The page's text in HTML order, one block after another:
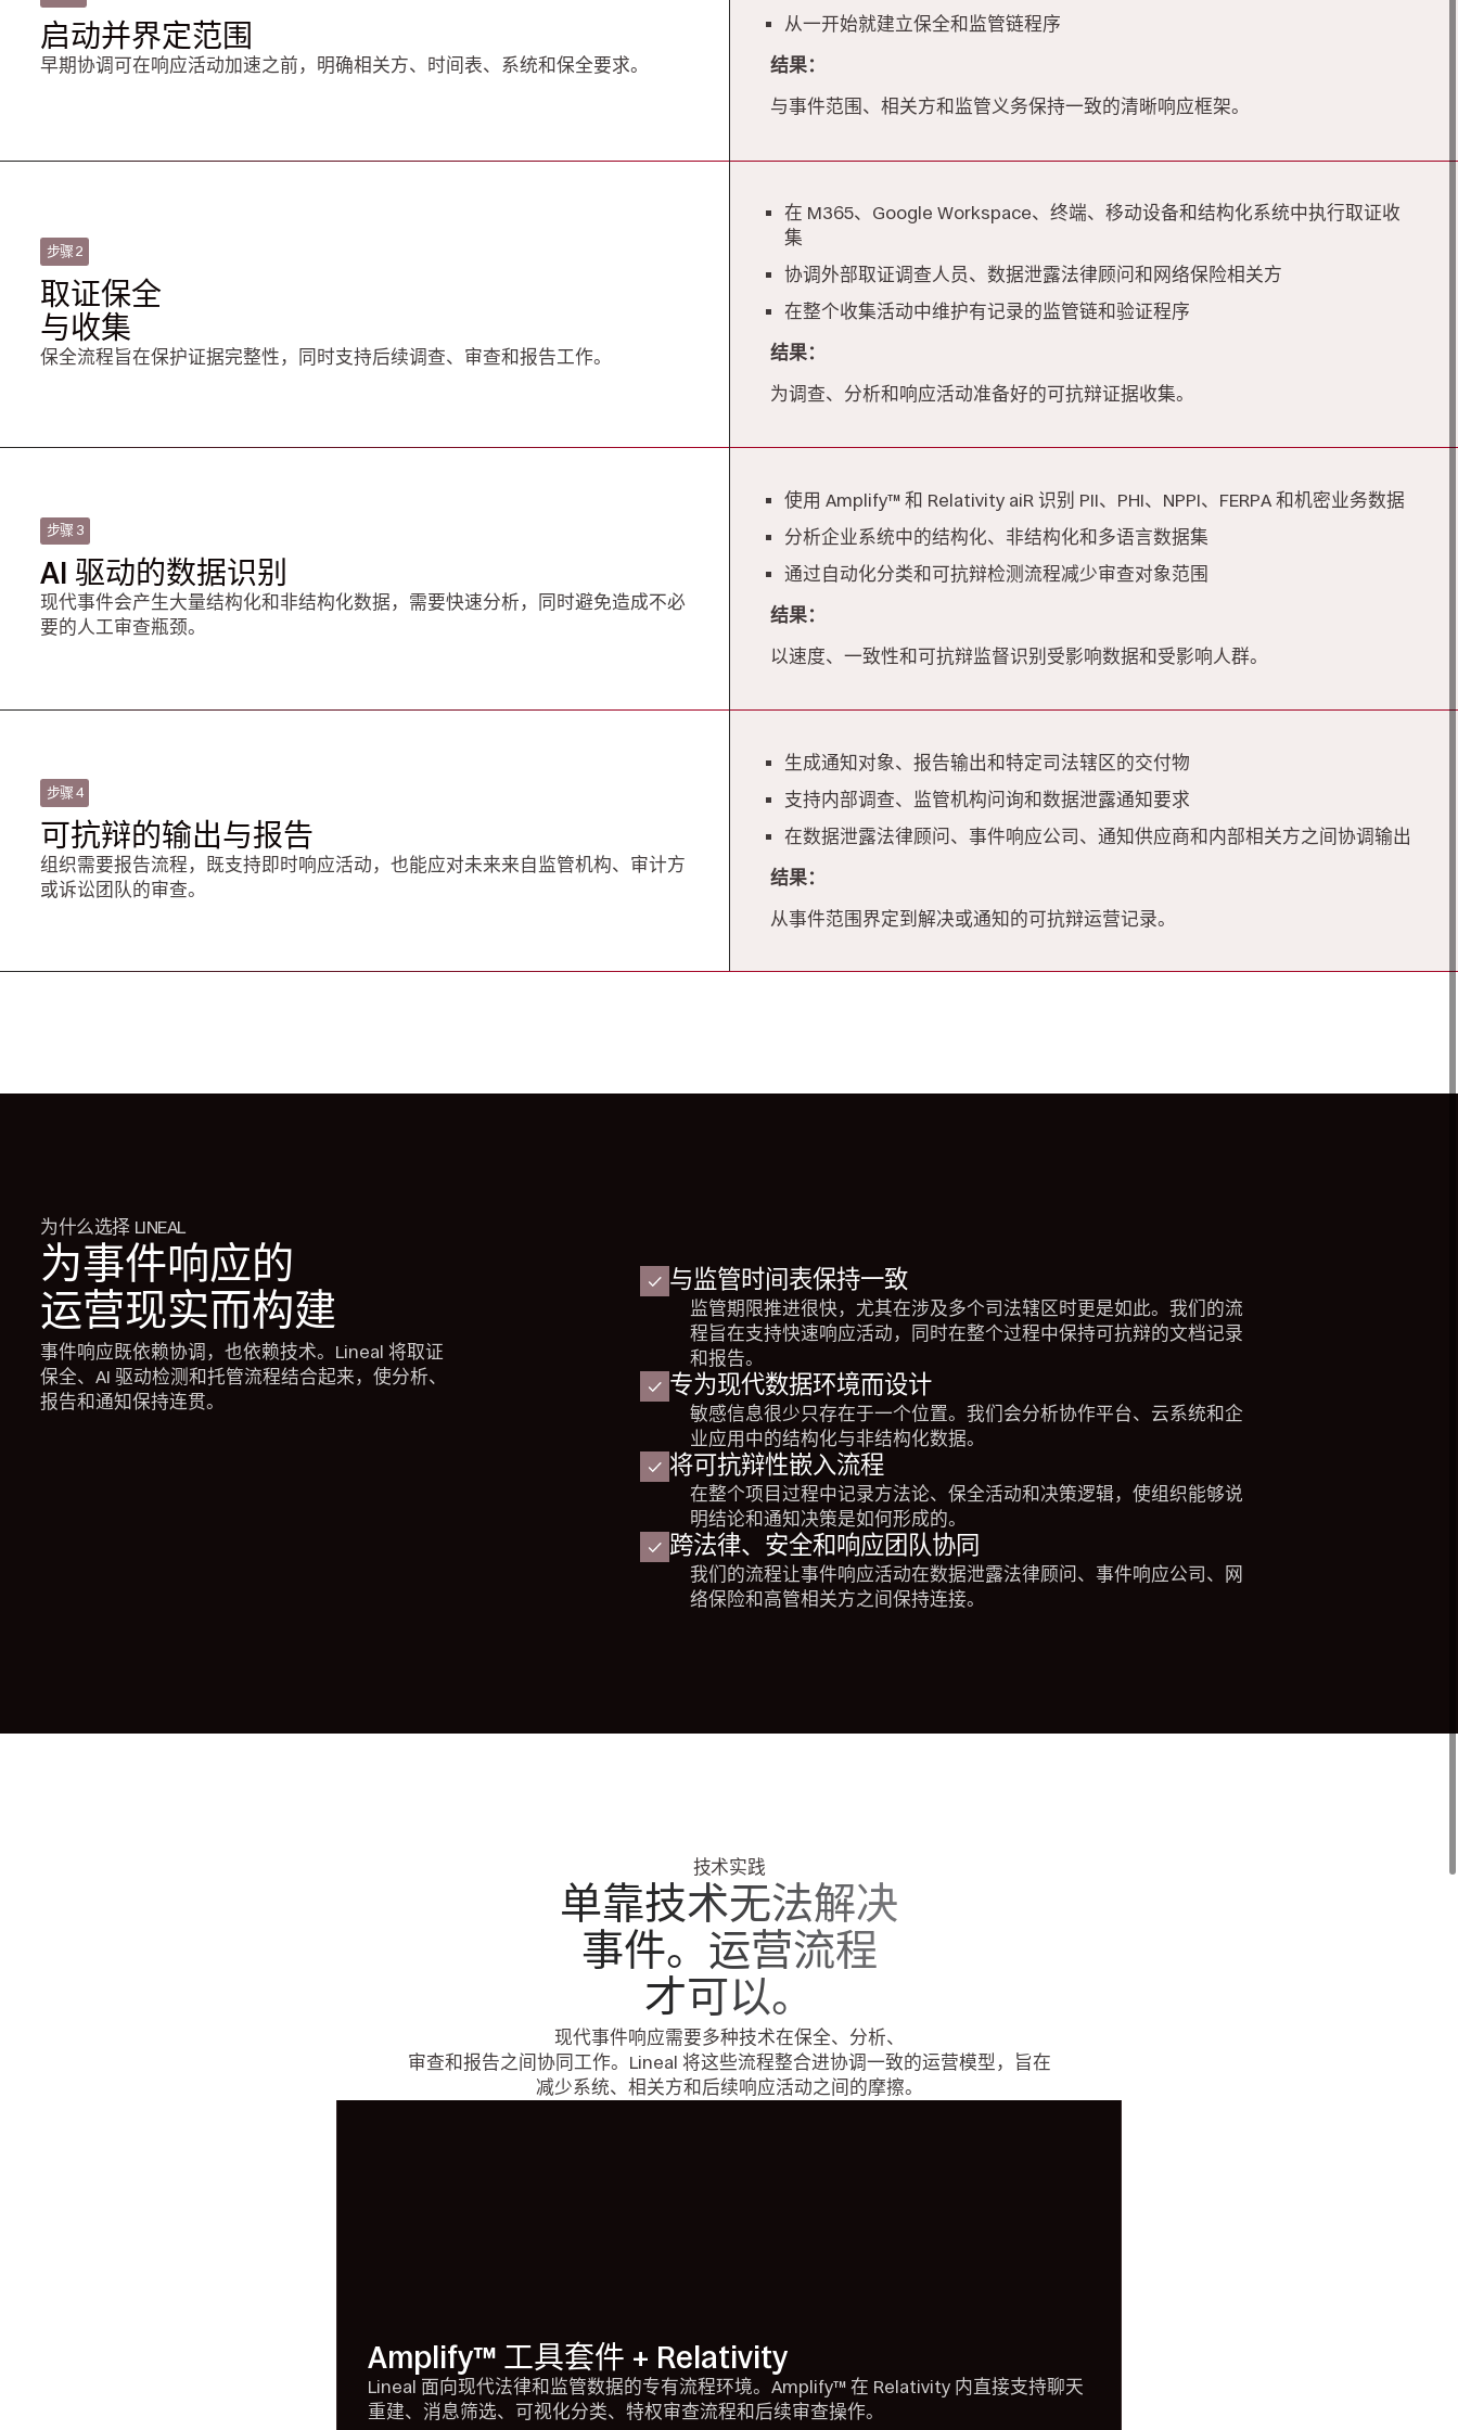
启动并界定范围
早期协调可在响应活动加速之前，明确相关方、时间表、系统和保全要求。
从一开始就建立保全和监管链程序
结果：
与事件范围、相关方和监管义务保持一致的清晰响应框架。
步骤 2
取证保全
与收集
保全流程旨在保护证据完整性，同时支持后续调查、审查和报告工作。
在 M365、Google Workspace、终端、移动设备和结构化系统中执行取证收
集
协调外部取证调查人员、数据泄露法律顾问和网络保险相关方
在整个收集活动中维护有记录的监管链和验证程序
结果：
为调查、分析和响应活动准备好的可抗辩证据收集。
步骤 3
AI 驱动的数据识别
现代事件会产生大量结构化和非结构化数据，需要快速分析，同时避免造成不必
要的人工审查瓶颈。
使用 Amplify™ 和 Relativity aiR 识别 PII、PHI、NPPI、FERPA 和机密业务数据
分析企业系统中的结构化、非结构化和多语言数据集
通过自动化分类和可抗辩检测流程减少审查对象范围
结果：
以速度、一致性和可抗辩监督识别受影响数据和受影响人群。
步骤 4
可抗辩的输出与报告
组织需要报告流程，既支持即时响应活动，也能应对未来来自监管机构、审计方
或诉讼团队的审查。
生成通知对象、报告输出和特定司法辖区的交付物
支持内部调查、监管机构问询和数据泄露通知要求
在数据泄露法律顾问、事件响应公司、通知供应商和内部相关方之间协调输出
结果：
从事件范围界定到解决或通知的可抗辩运营记录。
为什么选择 LINEAL
为事件响应的
运营现实而构建
事件响应既依赖协调，也依赖技术。Lineal 将取证
保全、AI 驱动检测和托管流程结合起来，使分析、
报告和通知保持连贯。
与监管时间表保持一致
监管期限推进很快，尤其在涉及多个司法辖区时更是如此。我们的流
程旨在支持快速响应活动，同时在整个过程中保持可抗辩的文档记录
和报告。
专为现代数据环境而设计
敏感信息很少只存在于一个位置。我们会分析协作平台、云系统和企
业应用中的结构化与非结构化数据。
将可抗辩性嵌入流程
在整个项目过程中记录方法论、保全活动和决策逻辑，使组织能够说
明结论和通知决策是如何形成的。
跨法律、安全和响应团队协同
我们的流程让事件响应活动在数据泄露法律顾问、事件响应公司、网
络保险和高管相关方之间保持连接。
技术实践
单靠技术无法解决
事件。运营流程
才可以。
现代事件响应需要多种技术在保全、分析、
审查和报告之间协同工作。Lineal 将这些流程整合进协调一致的运营模型，旨在
减少系统、相关方和后续响应活动之间的摩擦。
Amplify™ 工具套件 + Relativity
Lineal 面向现代法律和监管数据的专有流程环境。Amplify™ 在 Relativity 内直接支持聊天
重建、消息筛选、可视化分类、特权审查流程和后续审查操作。